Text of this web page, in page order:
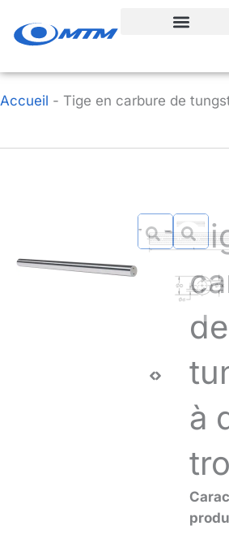
au
Accueil - Tige en carbure de
de
à